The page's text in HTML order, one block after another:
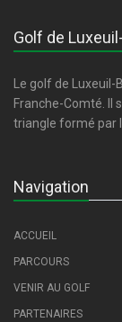
Golf de
Le golf de Luxeuil-
Franche-Comté. Il
triangle formé par
Navigation
ACCUEIL
PARCOURS
VENIR AU GOLF
PARTENAIRES